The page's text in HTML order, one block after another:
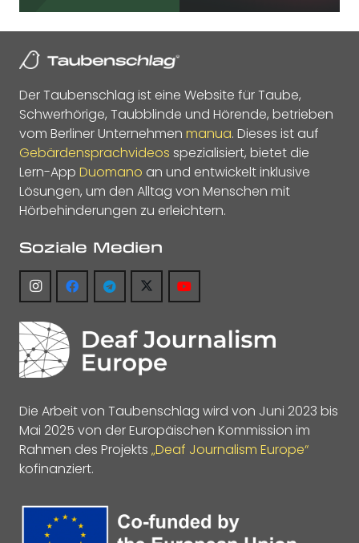
Der Taubenschlag ist eine Website für Taube,
Schwerhörige, Taubblinde und Hörende, betrieben
vom Berliner Unternehmen manua. Dieses ist auf
Gebärdensprachvideos spezialisiert, bietet die
Lern-App Duomano an und entwickelt inklusive
Lösungen, um den Alltag von Menschen mit
Hörbehinderungen zu erleichtern.
Soziale Medien
Die Arbeit von Taubenschlag wird von Juni 2023 bis
Mai 2025 von der Europäischen Kommission im
Rahmen des Projekts „Deaf Journalism Europe“
kofinanziert.